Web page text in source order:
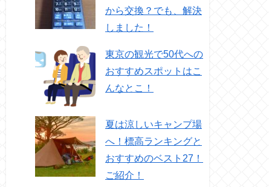
から交換？でも、解決
しました！
東京の観光で50代への
おすすめスポットはこ
んなとこ！
夏は涼しいキャンプ場
へ！標高ランキングと
おすすめのベスト27！
ご紹介！